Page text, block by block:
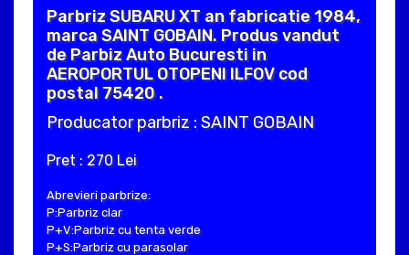
Parbriz SUBARU XT an fabricatie 1984,
marca SAINT GOBAIN. Produs vandut
de Parbiz Auto Bucuresti in
AEROPORTUL OTOPENI ILFOV cod
postal 75420 .
Producator parbriz : SAINT GOBAIN
Pret : 270 Lei
Abrevieri parbrize:
P:Parbriz clar
P+V:Parbriz cu tenta verde
P+S:Parbriz cu parasolar